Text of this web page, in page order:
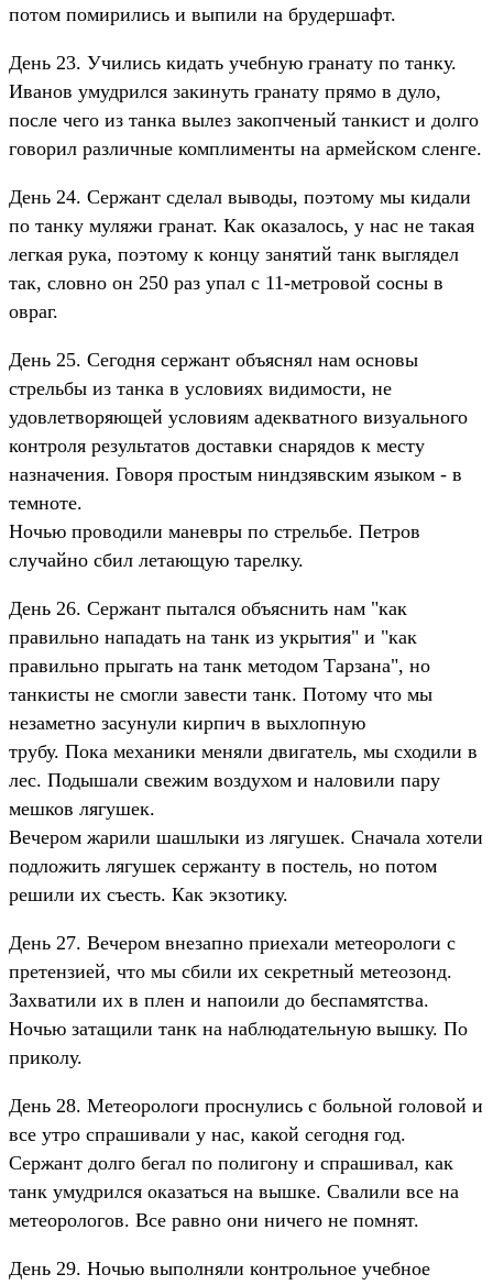
потом помирились и выпили на брудершафт.
День 23. Учились кидать учебную гранату по танку.
Иванов умудрился закинуть гранату прямо в дуло,
после чего из танка вылез закопченый танкист и долго
говорил различные комплименты на армейском сленге.
День 24. Сержант сделал выводы, поэтому мы кидали
по танку муляжи гранат. Как оказалось, у нас не такая
легкая рука, поэтому к концу занятий танк выглядел
так, словно он 250 раз упал с 11-метровой сосны в
овраг.
День 25. Сегодня сержант объяснял нам основы
стрельбы из танка в условиях видимости, не
удовлетворяющей условиям адекватного визуального
контроля результатов доставки снарядов к месту
назначения. Говоря простым ниндзявским языком - в
темноте.
Ночью проводили маневры по стрельбе. Петров
случайно сбил летающую тарелку.
День 26. Сержант пытался объяснить нам "как
правильно нападать на танк из укрытия" и "как
правильно прыгать на танк методом Тарзана", но
танкисты не смогли завести танк. Потому что мы
незаметно засунули кирпич в выхлопную
трубу. Пока механики меняли двигатель, мы сходили в
лес. Подышали свежим воздухом и наловили пару
мешков лягушек.
Вечером жарили шашлыки из лягушек. Сначала хотели
подложить лягушек сержанту в постель, но потом
решили их съесть. Как экзотику.
День 27. Вечером внезапно приехали метеорологи с
претензией, что мы сбили их секретный метеозонд.
Захватили их в плен и напоили до беспамятства.
Ночью затащили танк на наблюдательную вышку. По
приколу.
День 28. Метеорологи проснулись с больной головой и
все утро спрашивали у нас, какой сегодня год.
Сержант долго бегал по полигону и спрашивал, как
танк умудрился оказаться на вышке. Свалили все на
метеорологов. Все равно они ничего не помнят.
День 29. Ночью выполняли контрольное учебное